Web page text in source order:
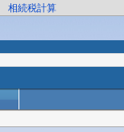
相続税計算